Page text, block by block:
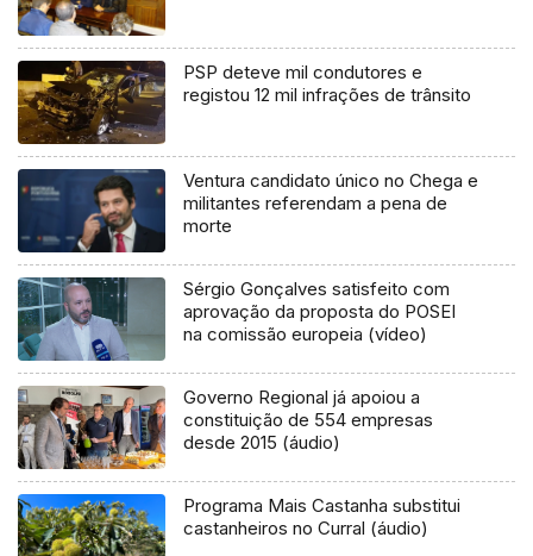
PSP deteve mil condutores e
registou 12 mil infrações de trânsito
Ventura candidato único no Chega e
militantes referendam a pena de
morte
Sérgio Gonçalves satisfeito com
aprovação da proposta do POSEI
na comissão europeia (vídeo)
Governo Regional já apoiou a
constituição de 554 empresas
desde 2015 (áudio)
Programa Mais Castanha substitui
castanheiros no Curral (áudio)